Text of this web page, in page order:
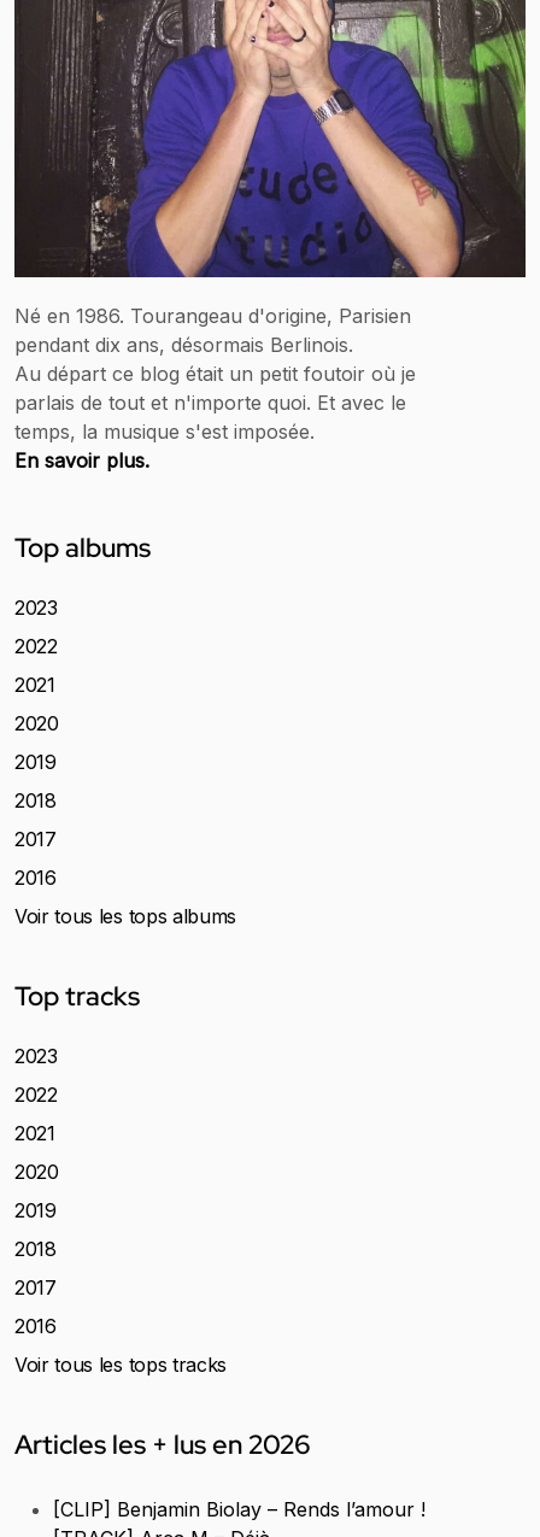
Né en 1986. Tourangeau d'origine, Parisien
pendant dix ans, désormais Berlinois.
Au départ ce blog était un petit foutoir où je
parlais de tout et n'importe quoi. Et avec le
temps, la musique s'est imposée.
En savoir plus.
Top albums
2023
2022
2021
2020
2019
2018
2017
2016
Voir tous les tops albums
Top tracks
2023
2022
2021
2020
2019
2018
2017
2016
Voir tous les tops tracks
Articles les + lus en 2026
[CLIP] Benjamin Biolay – Rends l’amour !